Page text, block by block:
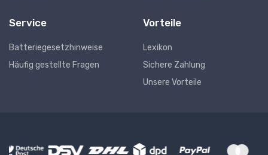
Service
Batteriegesetzhinweise
Häufig gestellte Fragen
Vorteile
Lexikon
Sichere Zahlung
Unsere Vorteile